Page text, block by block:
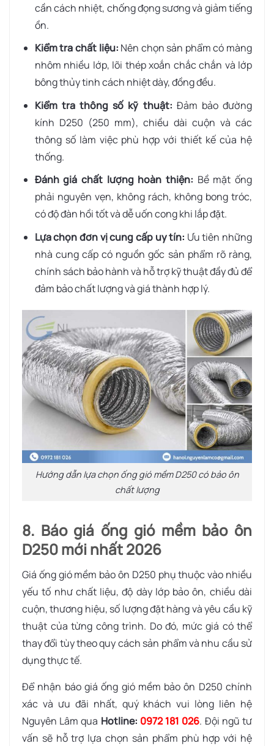
cần cách nhiệt, chống đọng sương và giảm tiếng
ồn.
Kiểm tra chất liệu: Nên chọn sản phẩm có màng
nhôm nhiều lớp, lõi thép xoắn chắc chắn và lớp
bông thủy tinh cách nhiệt dày, đồng đều.
Kiểm tra thông số kỹ thuật: Đảm bảo đường
kính D250 (250 mm), chiều dài cuộn và các
thông số làm việc phù hợp với thiết kế của hệ
thống.
Đánh giá chất lượng hoàn thiện: Bề mặt ống
phải nguyên vẹn, không rách, không bong tróc,
có độ đàn hồi tốt và dễ uốn cong khi lắp đặt.
Lựa chọn đơn vị cung cấp uy tín: Ưu tiên những
nhà cung cấp có nguồn gốc sản phẩm rõ ràng,
chính sách bảo hành và hỗ trợ kỹ thuật đầy đủ để
đảm bảo chất lượng và giá thành hợp lý.
Hướng dẫn lựa chọn ống gió mềm D250 có bảo ôn
chất lượng
8. Báo giá ống gió mềm bảo ôn
D250 mới nhất 2026
Giá ống gió mềm bảo ôn D250 phụ thuộc vào nhiều
yếu tố như chất liệu, độ dày lớp bảo ôn, chiều dài
cuộn, thương hiệu, số lượng đặt hàng và yêu cầu kỹ
thuật của từng công trình. Do đó, mức giá có thể
thay đổi tùy theo quy cách sản phẩm và nhu cầu sử
dụng thực tế.
Để nhận báo giá ống gió mềm bảo ôn D250 chính
xác và ưu đãi nhất, quý khách vui lòng liên hệ
Nguyên Lâm qua Hotline: 0972 181 026. Đội ngũ tư
vấn sẽ hỗ trợ lựa chọn sản phẩm phù hợp với hệ